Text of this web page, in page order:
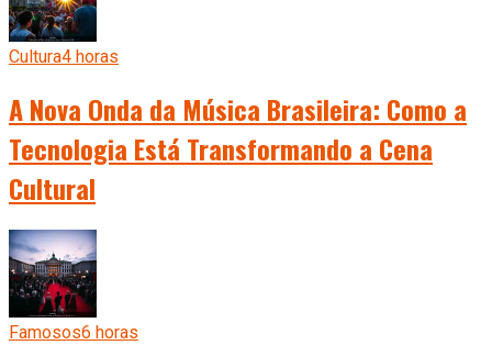
Cultura4 horas
A Nova Onda da Música Brasileira: Como a
Tecnologia Está Transformando a Cena
Cultural
Famosos6 horas